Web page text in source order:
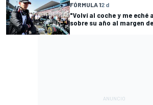
FÓRMULA 12 d
"Volví al coche y me eché
sobre su año al margen de